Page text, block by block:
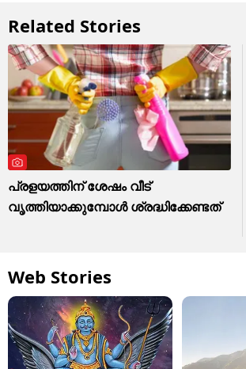
Related Stories
പ്രളയത്തിന് ശേഷം വീട്
വൃത്തിയാക്കുമ്പോൾ ശ്രദ്ധിക്കേണ്ടത്
Web Stories